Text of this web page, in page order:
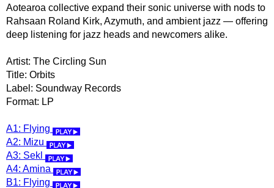
Aotearoa collective expand their sonic universe with nods to
Rahsaan Roland Kirk, Azymuth, and ambient jazz ― offering
deep listening for jazz heads and newcomers alike.
Artist: The Circling Sun
Title: Orbits
Label: Soundway Records
Format: LP
A1: Flying
A2: Mizu
A3: Sekl
A4: Amina
B1: Flying